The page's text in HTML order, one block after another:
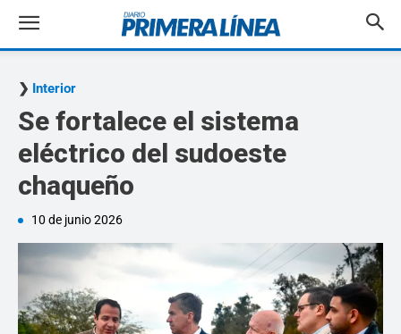
Interior
Se fortalece el sistema
eléctrico del sudoeste
chaqueño
10 de junio 2026